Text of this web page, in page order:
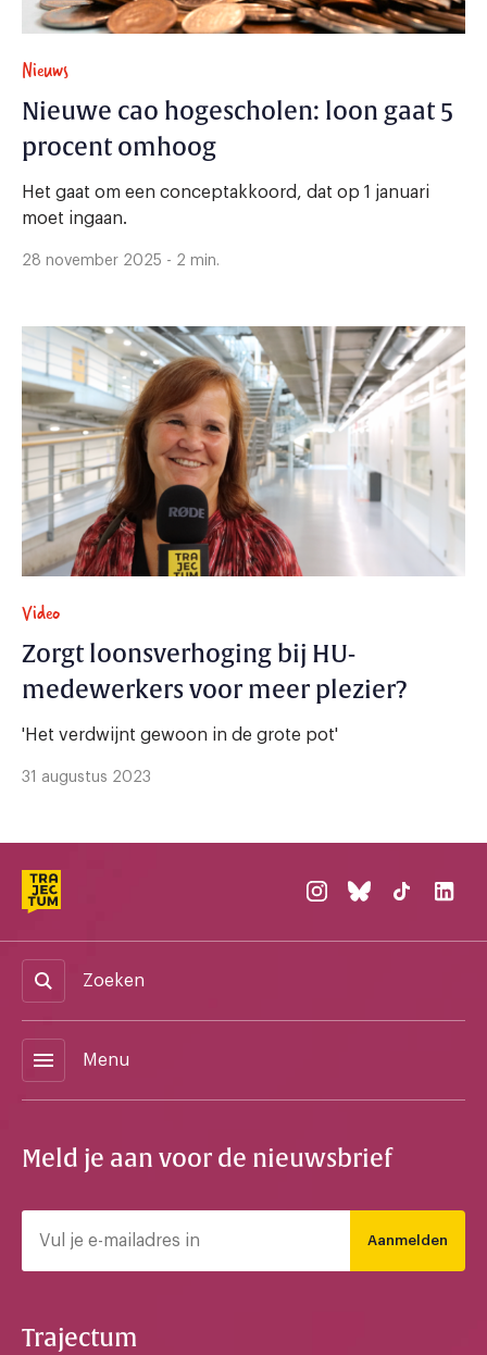
Nieuws
Nieuwe cao hogescholen: loon gaat 5
procent omhoog
Het gaat om een conceptakkoord, dat op 1 januari
moet ingaan.
28 november 2025 - 2 min.
Video
Zorgt loonsverhoging bij HU-
medewerkers voor meer plezier?
'Het verdwijnt gewoon in de grote pot'
31 augustus 2023
Zoeken
menu Menu
Meld je aan voor de nieuwsbrief
Aanmelden
Trajectum